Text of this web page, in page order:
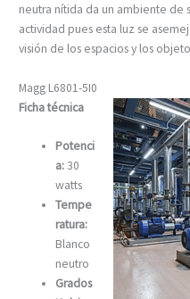
neutra nítida da un ambiente de
actividad pues esta luz se
visión de los espacios y los
Magg L6801-5I0
Ficha técnica
Potenci
a:30
watts
Tempe
ratura:
Blanco
neutro
Grados